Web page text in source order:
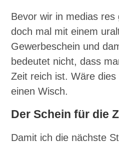
Bevor wir in medias
doch mal mit einem
Gewerbeschein und
bedeutet nicht, dass
Zeit reich ist. Wäre
einen Wisch.
Der Schein für die
Damit ich die nächste